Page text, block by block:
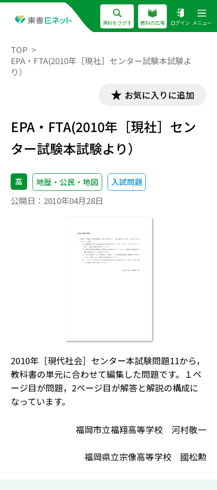
資料をさがす 教科の広場 ログイン メニュー
TOP
EPA・FTA(2010年［現社］センター試験本試験よ
り）
お気に入りに追加
EPA・FTA(2010年［現社］セン
ター試験本試験より）
高 地歴・公民・地図 入試問題
公開日： 2010年04月28日
2010年［現代社会］センター本試験問題11から，
教科書の単元に合わせて編集した問題です。１ペ
ージ目が問題，2ページ目が解答と解説の構成に
なっています。
福岡市立福翔高等学校 河村敬一
福岡県立宗像高等学校 國松勲